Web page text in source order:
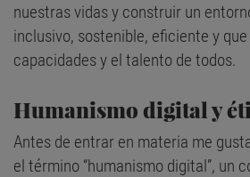
nuestras vidas y construir un
inclusivo, sostenible, eficiente y
capacidades y el talento de todos.
Humanismo digital y
Antes de entrar en materia me
el término “humanismo digital”, un